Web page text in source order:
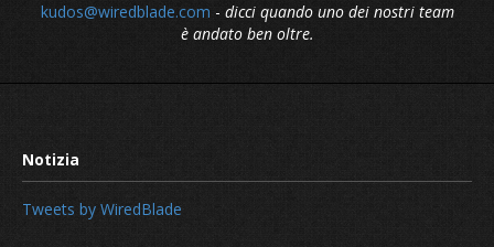
kudos@wiredblade.com - dicci quando uno dei nostri team
è andato ben oltre.
Tweets by WiredBlade